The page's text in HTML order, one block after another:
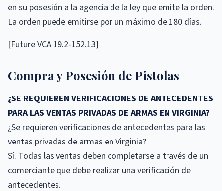
en su posesión a la agencia de la ley que emite la orden.
La orden puede emitirse por un máximo de 180 días.
[Future VCA 19.2-152.13]
Compra y Posesión de Pistolas
¿SE REQUIEREN VERIFICACIONES DE ANTECEDENTES
PARA LAS VENTAS PRIVADAS DE ARMAS EN VIRGINIA?
¿Se requieren verificaciones de antecedentes para las
ventas privadas de armas en Virginia?
Sí. Todas las ventas deben completarse a través de un
comerciante que debe realizar una verificación de
antecedentes.